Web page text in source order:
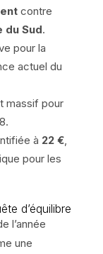
contre
du Sud.
pour la
actuel du
massif pour
à 22 €,
pour les
d’équilibre
l’année
une